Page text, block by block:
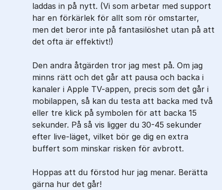
laddas in på nytt. (Vi som arbetar med support
har en förkärlek för allt som rör omstarter,
men det beror inte på fantasilöshet utan på att
det ofta är effektivt!)
Den andra åtgärden tror jag mest på. Om jag
minns rätt och det går att pausa och backa i
kanaler i Apple TV-appen, precis som det går i
mobilappen, så kan du testa att backa med två
eller tre klick på symbolen för att backa 15
sekunder. På så vis ligger du 30-45 sekunder
efter live-läget, vilket bör ge dig en extra
buffert som minskar risken för avbrott.
Hoppas att du förstod hur jag menar. Berätta
gärna hur det går!